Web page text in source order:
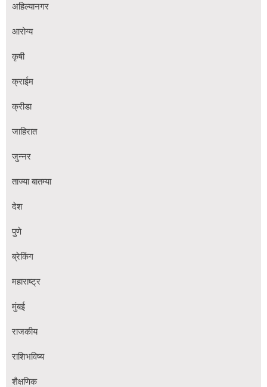
अहिल्यानगर
आरोग्य
कृषी
क्राईम
क्रीडा
जाहिरात
जुन्नर
ताज्या बातम्या
देश
पुणे
ब्रेकिंग
महाराष्ट्र
मुंबई
राजकीय
राशिभविष्य
शैक्षणिक